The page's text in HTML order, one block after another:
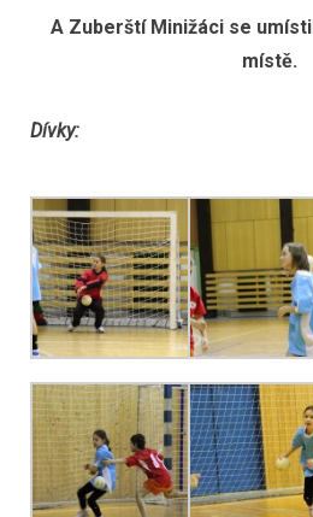
A Zuberští Minižáci se
místě.
Dívky: